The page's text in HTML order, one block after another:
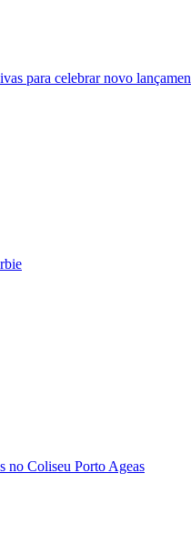
para celebrar novo
no Coliseu Porto Ageas